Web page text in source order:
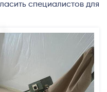
специалистов для